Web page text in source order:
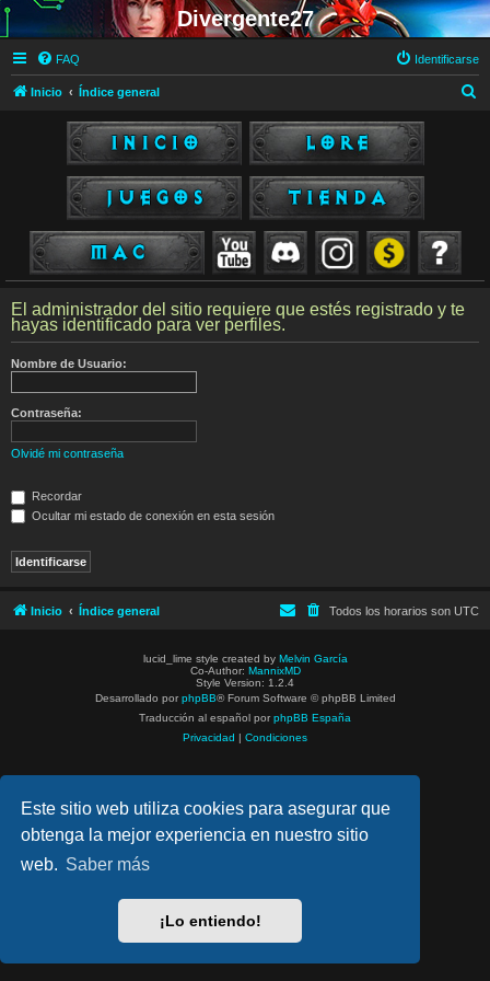
Este sitio web utiliza cookies para asegurar que
obtenga la mejor experiencia en nuestro sitio
web. Saber más
¡Lo entiendo!
Divergente27
FAQ Identificarse
Inicio Índice general
El administrador del sitio requiere que estés registrado y te
hayas identificado para ver perfiles.
Nombre de Usuario:
Contraseña:
Olvidé mi contraseña
Recordar
Ocultar mi estado de conexión en esta sesión
Inicio Índice general Todos los horarios son UTC
lucid_lime style created by Melvin García
Co-Author: MannixMD
Style Version: 1.2.4
Desarrollado por phpBB® Forum Software © phpBB Limited
Traducción al español por phpBB España
Privacidad | Condiciones